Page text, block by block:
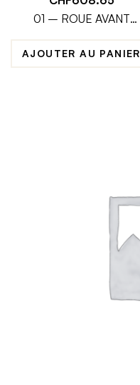
01 – ROUE AVANT
POUCES 3.5-17
AJOUTER AU PANIER